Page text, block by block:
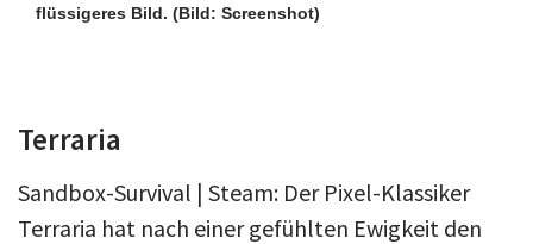
flüssigeres Bild. (Bild: Screenshot)
Terraria
Sandbox-Survival | Steam: Der Pixel-Klassiker
Terraria hat nach einer gefühlten Ewigkeit den